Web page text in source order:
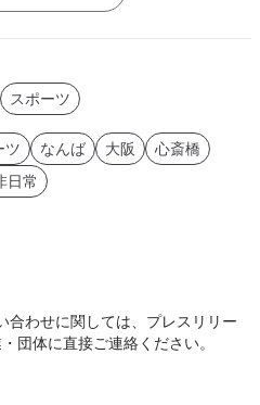
スポーツ
ツ なんば 大阪
心斎橋
日常
合わせに関しては、プレスリリー
団体に直接ご連絡ください。